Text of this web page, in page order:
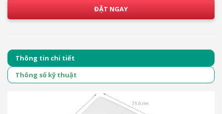
ĐẶT NGAY
Thông tin chi tiết
Thông số kỹ thuật